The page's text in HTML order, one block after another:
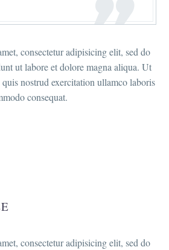
consectetur adipisicing elit, sed do
ut labore et dolore magna aliqua. Ut
nostrud exercitation ullamco laboris
consequat.
consectetur adipisicing elit, sed do